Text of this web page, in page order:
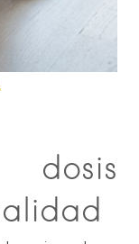
dosis